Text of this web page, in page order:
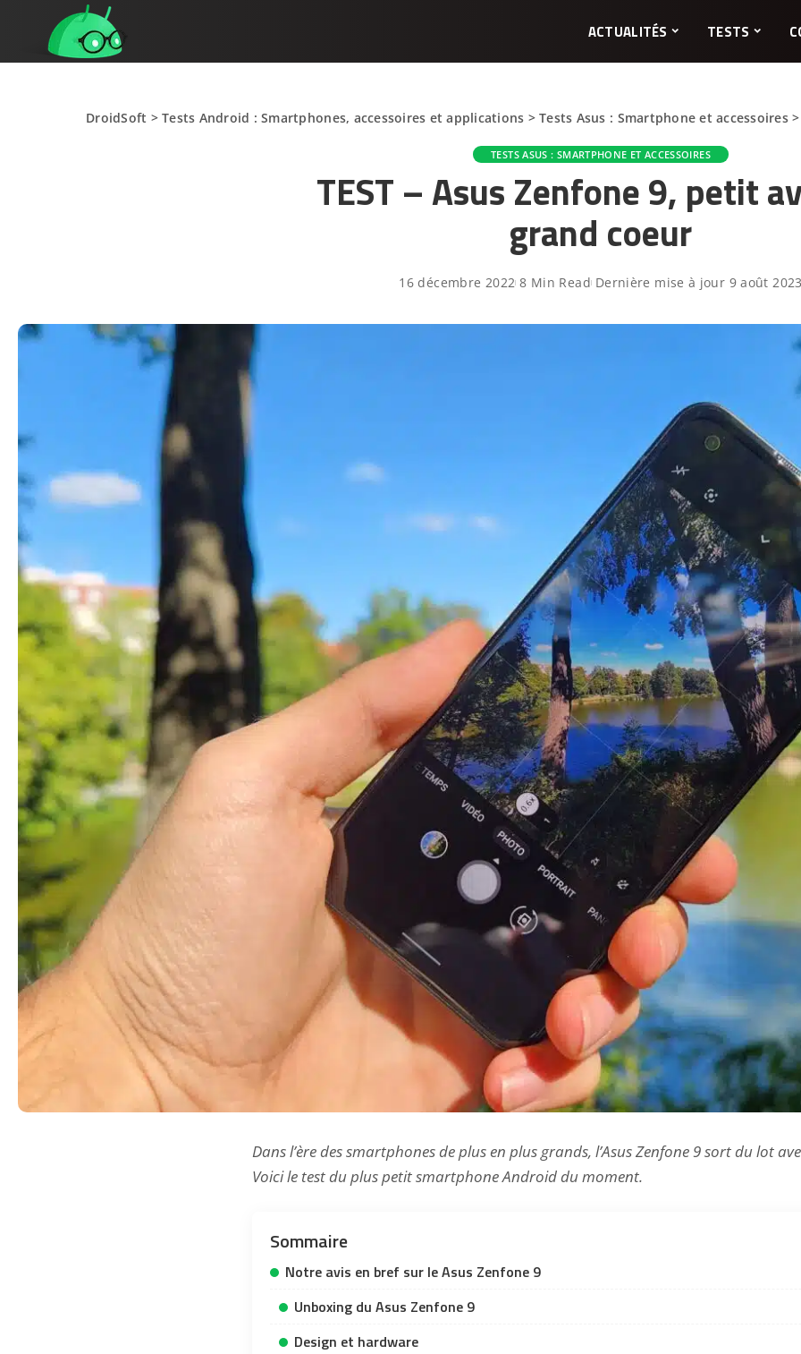
ACTUALITÉS TESTS
DroidSoft >Tests Android : Smartphones, accessoires et applications >Tests Asus : Smartphone et accessoires
TESTS ASUS : SMARTPHONE ET ACCESSOIRES
TEST – Asus Zenfone 9, petit
grand coeur
16 décembre 2022 8 Min Read Dernière mise à jour 9 août
Dans l’ère des smartphones de plus en plus grands, l’Asus Zenfone 9 sort du lot
Voici le test du plus petit smartphone Android du moment.
Sommaire
Notre avis en bref sur le Asus Zenfone 9
Unboxing du Asus Zenfone 9
Design et hardware